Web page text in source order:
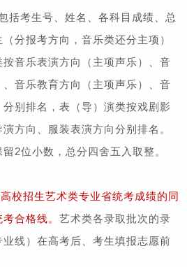
括考生号、姓名、各科目成绩、总
分报考方向，音乐类还分主项）
音乐表演方向（主项声乐）、音
音乐教育方向（主项声乐）、音
别排名，表（导）演类按戏剧影
方向、服装表演方向分别排名。
2位小数，总分四舍五入取整。
校招生艺术类专业省统考成绩的同
合格线。 艺术类各录取批次的录
线）在高考后、考生填报志愿前